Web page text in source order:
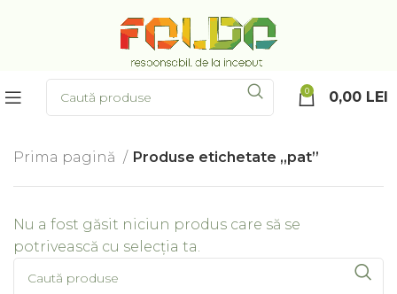
0 0,00 LEI
Prima pagină Produse etichetate „pat”
Nu a fost găsit niciun produs care să se
potrivească cu selecția ta.